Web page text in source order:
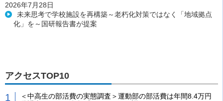
2026年7月28日
未来思考で学校施設を再構築～老朽化対策ではなく「地域拠点
化」を～国研報告書が提案
アクセスTOP10
＜中高生の部活費の実態調査＞運動部の部活費は年間8.4万円